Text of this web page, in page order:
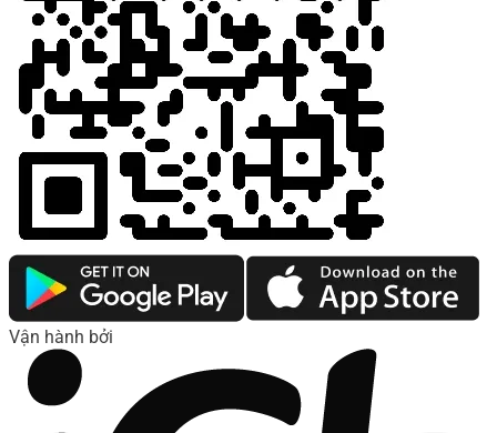
Vận hành bởi